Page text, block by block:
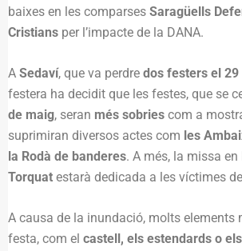
baixes en les comparses Saragüells
Cristians per l’impacte de la DANA.
A Sedaví, que va perdre dos festers el 29
festera ha decidit que les festes, que se
de maig, seran més sobries com a
suprimiran diversos actes com les
la Rodà de banderes. A més, la missa en
Torquat estarà dedicada a les víctimes
A causa de la inundació, molts elements
festa, com el castell, els estendards o